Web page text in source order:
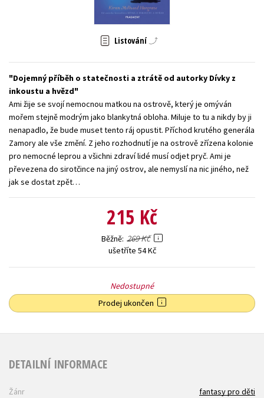
Zahraniční literatura
Všechny tituly
Listování
Dojemný příběh o statečnosti a ztrátě od autorky Dívky z
inkoustu a hvězd
Ami žije se svojí nemocnou matkou na ostrově, který je omýván
mořem stejně modrým jako blankytná obloha. Miluje to tu a nikdy by ji
nenapadlo, že bude muset tento ráj opustit. Příchod krutého generála
Zamory ale vše změní. Z jeho rozhodnutí je na ostrově zřízena kolonie
pro nemocné leprou a všichni zdraví lidé musí odjet pryč. Ami je
převezena do sirotčince na jiný ostrov, ale nemyslí na nic jiného, než
jak se dostat zpět…
215 Kč
Běžně 269 Kč
ušetříte 54 Kč
Nedostupné
Prodej ukončen
DETAILNÍ INFORMACE
Žánr
fantasy pro děti